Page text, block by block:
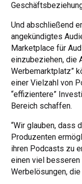
Und abschließend
angekündigtes
Marketplace für
einzubeziehen, die
Werbemarktplatz”
einer Vielzahl von
“effizientere”
Bereich schaffen.
“Wir glauben, dass
Produzenten
ihren Podcasts zu
einen viel
Werbelösungen, die